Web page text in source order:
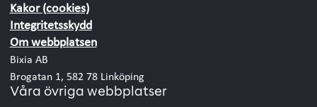
Kakor (cookies)
Integritetsskydd
Om webbplatsen
Bixia AB
Brogatan 1, 582 78 Linköping
Våra övriga webbplatser